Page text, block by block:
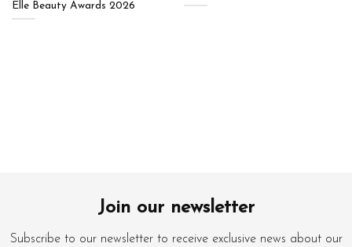
Elle Beauty Awards 2026
Join our newsletter
Subscribe to our newsletter to receive exclusive news about our